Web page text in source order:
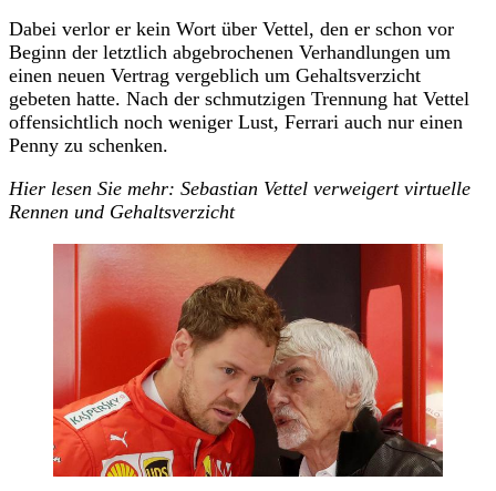
Dabei verlor er kein Wort über Vettel, den er schon vor
Beginn der letztlich abgebrochenen Verhandlungen um
einen neuen Vertrag vergeblich um Gehaltsverzicht
gebeten hatte. Nach der schmutzigen Trennung hat Vettel
offensichtlich noch weniger Lust, Ferrari auch nur einen
Penny zu schenken.
Hier lesen Sie mehr: Sebastian Vettel verweigert virtuelle
Rennen und Gehaltsverzicht